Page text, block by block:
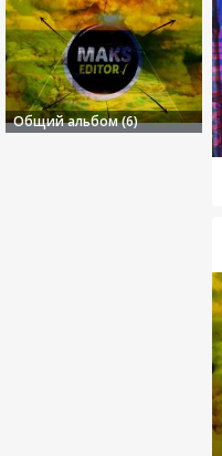
Общий альбом (6)